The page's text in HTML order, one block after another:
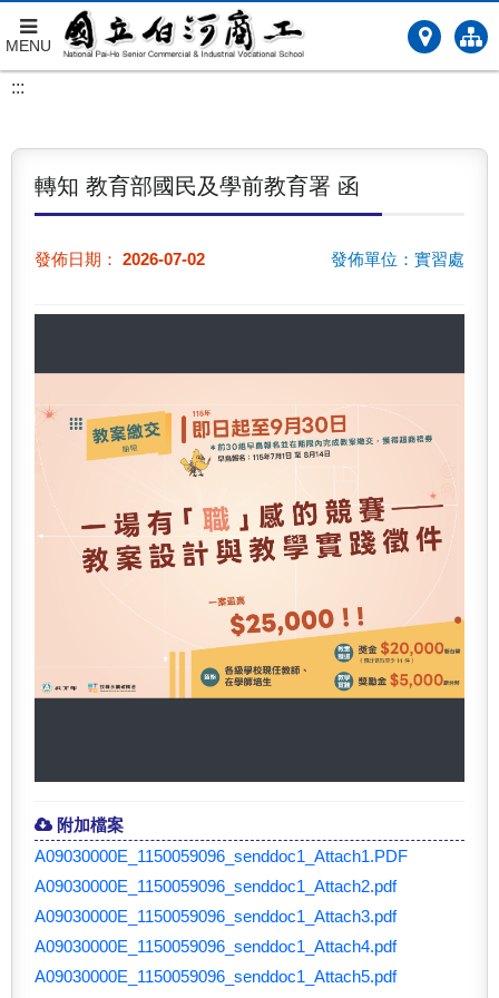
跳
到
要
MENU
:::
轉知 教育部國民及學前教育署 函
發佈日期： 2026-07-02 發佈單位：實習處
附加檔案
A09030000E_1150059096_senddoc1_Attach1.PDF
A09030000E_1150059096_senddoc1_Attach2.pdf
A09030000E_1150059096_senddoc1_Attach3.pdf
A09030000E_1150059096_senddoc1_Attach4.pdf
A09030000E_1150059096_senddoc1_Attach5.pdf